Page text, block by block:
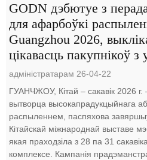
GODN дэбютуе з
для афарбоўкі
Guangzhou 2026,
цікавасць пакупнікоў з
адміністратарам 26-04-22
ГУАНЧЖОУ, Кітай – сакавік 2026
вытворца высокапрадукцыйнага
распыленнем, паспяхова
Кітайскай міжнароднай выставе
якая праходзіла з 28 па 31
комплексе. Кампанія